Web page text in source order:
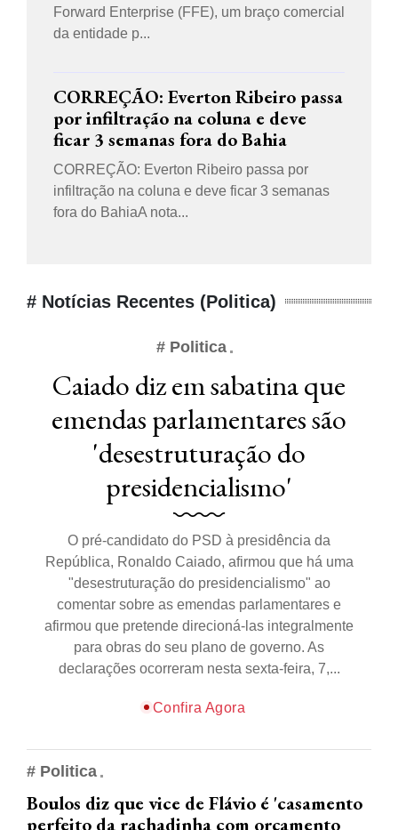
Forward Enterprise (FFE), um braço comercial
da entidade p...
CORREÇÃO: Everton Ribeiro passa
por infiltração na coluna e deve
ficar 3 semanas fora do Bahia
CORREÇÃO: Everton Ribeiro passa por
infiltração na coluna e deve ficar 3 semanas
fora do BahiaA nota...
# Notícias Recentes (Politica)
# Politica
Caiado diz em sabatina que
emendas parlamentares são
'desestruturação do
presidencialismo'
O pré-candidato do PSD à presidência da
República, Ronaldo Caiado, afirmou que há uma
"desestruturação do presidencialismo" ao
comentar sobre as emendas parlamentares e
afirmou que pretende direcioná-las integralmente
para obras do seu plano de governo. As
declarações ocorreram nesta sexta-feira, 7,...
Confira Agora
# Politica
Boulos diz que vice de Flávio é 'casamento
perfeito da rachadinha com orçamento